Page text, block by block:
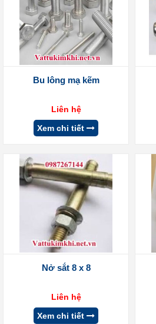
Bu lông mạ kẽm
Liên hệ
Xem chi tiết
Nở sắt 8 x 8
Liên hệ
Xem chi tiết